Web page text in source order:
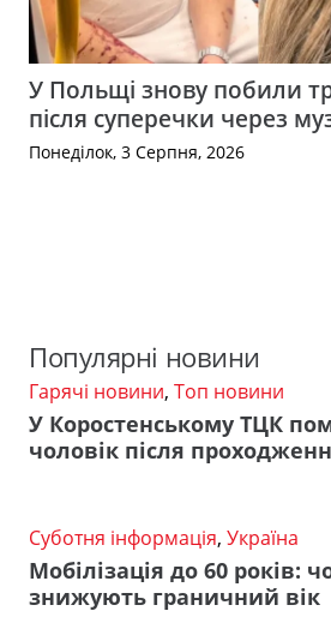
У Польщі знову побили
після суперечки через
Понеділок, 3 Серпня, 2026
Популярні новини
Гарячі новини, Топ новини
У Коростенському ТЦК
чоловік після
Суботня інформація, Україна
Мобілізація до 60 років:
знижують граничний вік